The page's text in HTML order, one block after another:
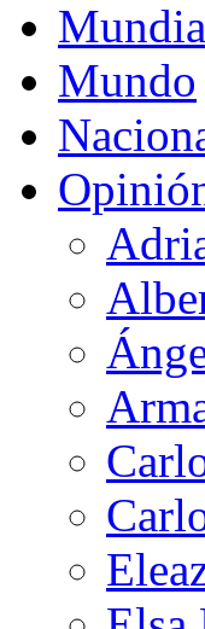
Mundo